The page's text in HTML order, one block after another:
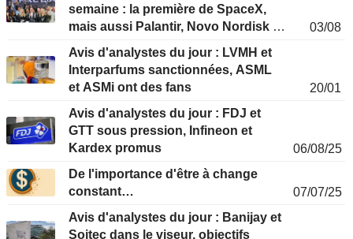
semaine : la première de SpaceX,
mais aussi Palantir, Novo Nordisk et
03/08
Avis d'analystes du jour : LVMH et
Interparfums sanctionnées, ASML
et ASMi ont des fans
20/01
Avis d'analystes du jour : FDJ et
GTT sous pression, Infineon et
Kardex promus
06/08/25
De l'importance d'être à change
constant…
07/07/25
Avis d'analystes du jour : Banijay et
Soitec dans le viseur, objectifs